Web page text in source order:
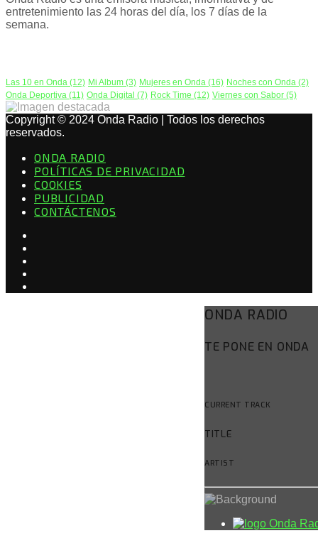
entretenimiento las 24 horas del día, los 7 días de la
semana.
Las 10 en Onda (12) Mi Album (3) Mujeres en Onda (16) Noches con Onda (2)
Onda Deportiva (11) Onda Digital (7) Rock Time (12) Viernes con Sabor (5)
Copyright © 2024 Onda Radio | Todos los derechos
reservados.
ONDA RADIO
POLÍTICAS DE PRIVACIDAD
COOKIES
PUBLICIDAD
CONTÁCTENOS
ONDA RADIO
TE PONE EN ONDA
CURRENT TRACK
TITLE
ARTIST
Onda